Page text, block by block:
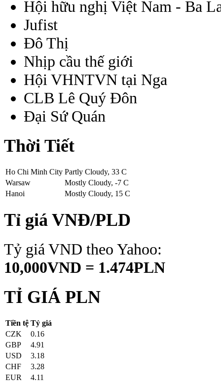
Hội hữu nghị Việt Nam - Ba
Jufist
Đô Thị
Nhịp cầu thế giới
Hội VHNTVN tại Nga
CLB Lê Quý Đôn
Đại Sứ Quán
Thời Tiết
Ho Chi Minh City Partly Cloudy, 33 C
Warsaw
Mostly Cloudy, -7 C
Hanoi
Mostly Cloudy, 15 C
Tỉ giá VNĐ/PLD
Tỷ giá VND theo Yahoo:
10,000VND = 1.474PLN
TỈ GIÁ PLN
Tiền tệ Tỷ giá
CZK
0.16
GBP
4.91
USD
3.18
CHF
3.28
EUR
4.11